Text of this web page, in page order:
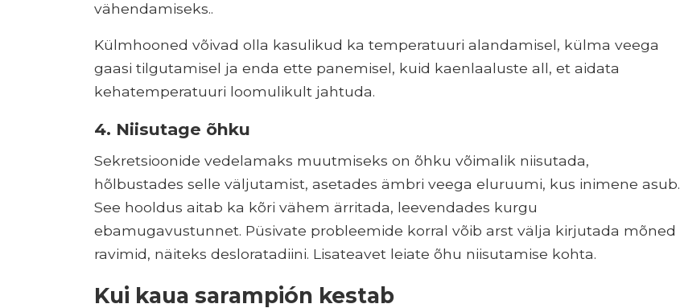
vähendamiseks..
Külmhooned võivad olla kasulikud ka temperatuuri alandamisel, külma veega
gaasi tilgutamisel ja enda ette panemisel, kuid kaenlaaluste all, et aidata
kehatemperatuuri loomulikult jahtuda.
4. Niisutage õhku
Sekretsioonide vedelamaks muutmiseks on õhku võimalik niisutada,
hõlbustades selle väljutamist, asetades ämbri veega eluruumi, kus inimene asub.
See hooldus aitab ka kõri vähem ärritada, leevendades kurgu
ebamugavustunnet. Püsivate probleemide korral võib arst välja kirjutada mõned
ravimid, näiteks desloratadiini. Lisateavet leiate õhu niisutamise kohta.
Kui kaua sarampión kestab